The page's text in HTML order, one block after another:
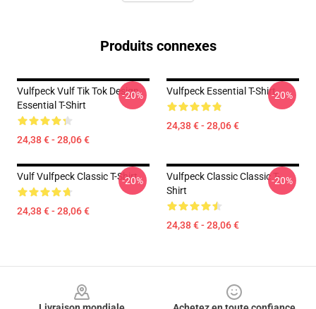
Produits connexes
Vulfpeck Vulf Tik Tok Design
Essential T-Shirt
24,38 € - 28,06 €
-20% Vulfpeck Essential T-Shirt
24,38 € - 28,06 €
-20%
Vulf Vulfpeck Classic T-Shirt
24,38 € - 28,06 €
-20%
Vulfpeck Classic Classic T-
Shirt
24,38 € - 28,06 €
-20%